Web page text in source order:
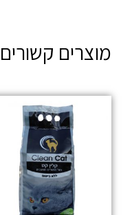
מוצרים קשורים